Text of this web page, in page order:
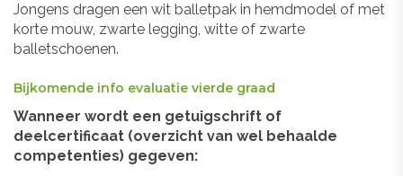
Jongens dragen een wit balletpak in hemdmodel of met
korte mouw, zwarte legging, witte of zwarte
balletschoenen.
Bijkomende info evaluatie vierde graad
Wanneer wordt een getuigschrift of
deelcertificaat (overzicht van wel behaalde
competenties) gegeven: